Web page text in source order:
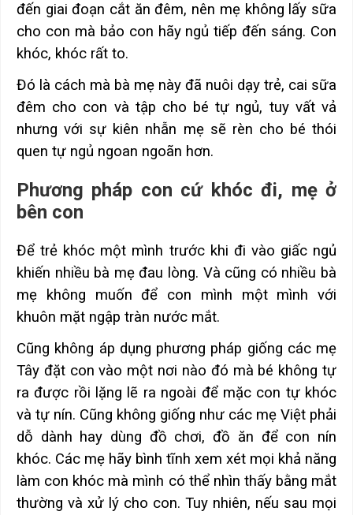
đến giai đoạn cắt ăn đêm, nên mẹ không lấy sữa
cho con mà bảo con hãy ngủ tiếp đến sáng. Con
khóc, khóc rất to.
Đó là cách mà bà mẹ này đã nuôi dạy trẻ, cai sữa
đêm cho con và tập cho bé tự ngủ, tuy vất vả
nhưng với sự kiên nhẫn mẹ sẽ rèn cho bé thói
quen tự ngủ ngoan ngoãn hơn.
Phương pháp con cứ khóc đi, mẹ ở
bên con
Để trẻ khóc một mình trước khi đi vào giấc ngủ
khiến nhiều bà mẹ đau lòng. Và cũng có nhiều bà
mẹ không muốn để con mình một mình với
khuôn mặt ngập tràn nước mắt.
Cũng không áp dụng phương pháp giống các mẹ
Tây đặt con vào một nơi nào đó mà bé không tự
ra được rồi lặng lẽ ra ngoài để mặc con tự khóc
và tự nín. Cũng không giống như các mẹ Việt phải
dỗ dành hay dùng đồ chơi, đồ ăn để con nín
khóc. Các mẹ hãy bình tĩnh xem xét mọi khả năng
làm con khóc mà mình có thể nhìn thấy bằng mắt
thường và xử lý cho con. Tuy nhiên, nếu sau mọi